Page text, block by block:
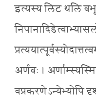
इत्यस्य लिट थलि
अर्णवः ।
वप्रकरणेऽन्येभ्योपि